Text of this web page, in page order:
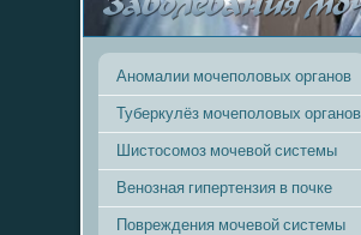
Аномалии мочеполовых органов
Туберкулёз мочеполовых органов
Шистосомоз мочевой системы
Венозная гипертензия в почке
Повреждения мочевой системы